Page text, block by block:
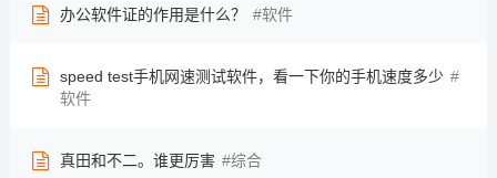
办公软件证的作用是什么？ 软件
speed test手机网速测试软件，看一下你的手机速度多少
软件
真田和不二。谁更厉害 综合